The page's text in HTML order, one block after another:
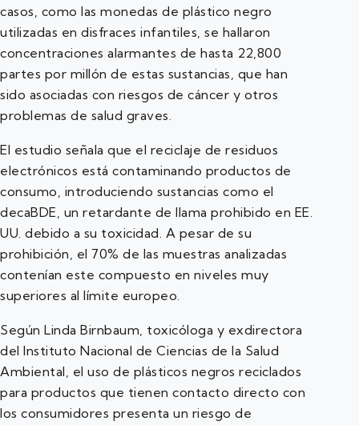
casos, como las monedas de plástico negro
utilizadas en disfraces infantiles, se hallaron
concentraciones alarmantes de hasta 22,800
partes por millón de estas sustancias, que han
sido asociadas con riesgos de cáncer y otros
problemas de salud graves.
El estudio señala que el reciclaje de residuos
electrónicos está contaminando productos de
consumo, introduciendo sustancias como el
decaBDE, un retardante de llama prohibido en EE.
UU. debido a su toxicidad. A pesar de su
prohibición, el 70% de las muestras analizadas
contenían este compuesto en niveles muy
superiores al límite europeo.
Según Linda Birnbaum, toxicóloga y exdirectora
del Instituto Nacional de Ciencias de la Salud
Ambiental, el uso de plásticos negros reciclados
para productos que tienen contacto directo con
los consumidores presenta un riesgo de